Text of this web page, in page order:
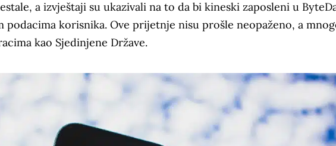
a izvještaji su ukazivali na to da bi kineski zaposleni u
korisnika. Ove prijetnje nisu prošle neopaženo, a
kao Sjedinjene Države.